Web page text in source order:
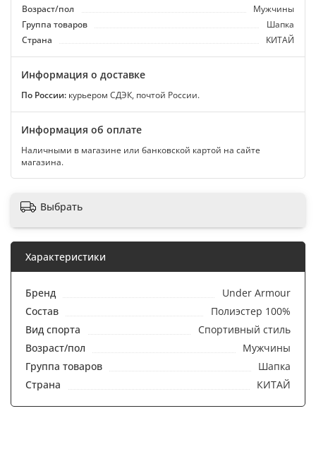
Возраст/пол
Мужчины
Группа товаров
Шапка
Страна
КИТАЙ
Информация о доставке
По России: курьером СДЭК, почтой России.
Информация об оплате
Наличными в магазине или банковской картой на сайте
магазина.
Выбрать
Характеристики
Бренд
Under Armour
Состав
Полиэстер 100%
Вид спорта
Спортивный стиль
Возраст/пол
Мужчины
Группа товаров
Шапка
Страна
КИТАЙ